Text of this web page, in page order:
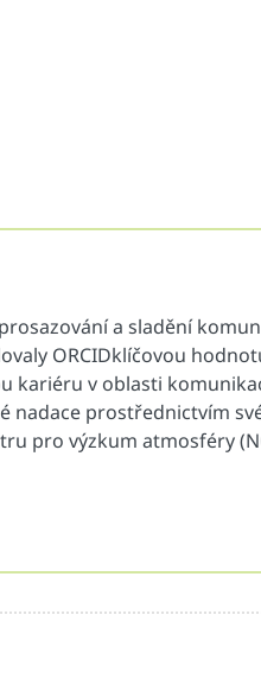
a sladění
ORCIDklíčovou
kariéru v oblasti
nadace prostřednictvím
pro výzkum atmosféry